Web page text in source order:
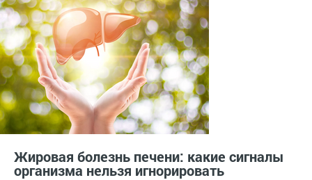
Жировая болезнь печени: какие сигналы
организма нельзя игнорировать